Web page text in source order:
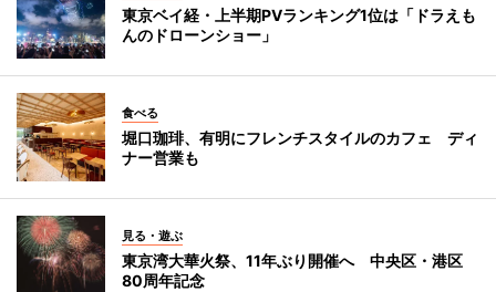
東京ベイ経・上半期PVランキング1位は「ドラえも
んのドローンショー」
食べる
堀口珈琲、有明にフレンチスタイルのカフェ ディ
ナー営業も
見る・遊ぶ
東京湾大華火祭、11年ぶり開催へ 中央区・港区
80周年記念